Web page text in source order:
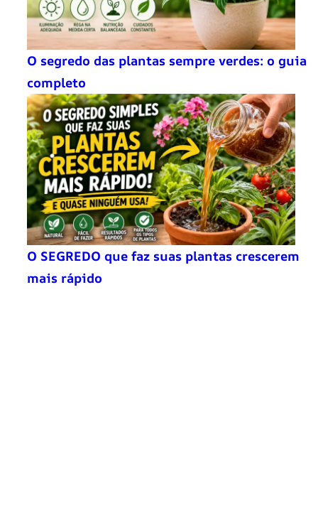
O segredo das plantas sempre verdes: o guia
completo
O SEGREDO que faz suas plantas crescerem
mais rápido